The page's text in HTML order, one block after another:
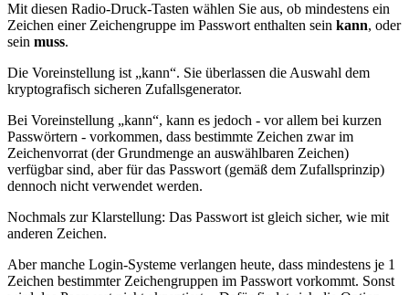
Mit diesen Radio-Druck-Tasten wählen Sie aus, ob mindestens ein
Zeichen einer Zeichengruppe im Passwort enthalten sein kann, oder
sein muss.
Die Voreinstellung ist kann . Sie überlassen die Auswahl dem
kryptografisch sicheren Zufallsgenerator.
Bei Voreinstellung
kann , kann es jedoch - vor allem bei kurzen
Passwörtern - vorkommen, dass bestimmte Zeichen zwar im
Zeichenvorrat (der Grundmenge an auswählbaren Zeichen)
verfügbar sind, aber für das Passwort (gemäß dem Zufallsprinzip)
dennoch nicht verwendet werden.
Nochmals zur Klarstellung: Das Passwort ist gleich sicher, wie mit
anderen Zeichen.
Aber manche Login-Systeme verlangen heute, dass mindestens je 1
Zeichen bestimmter Zeichengruppen im Passwort vorkommt. Sonst